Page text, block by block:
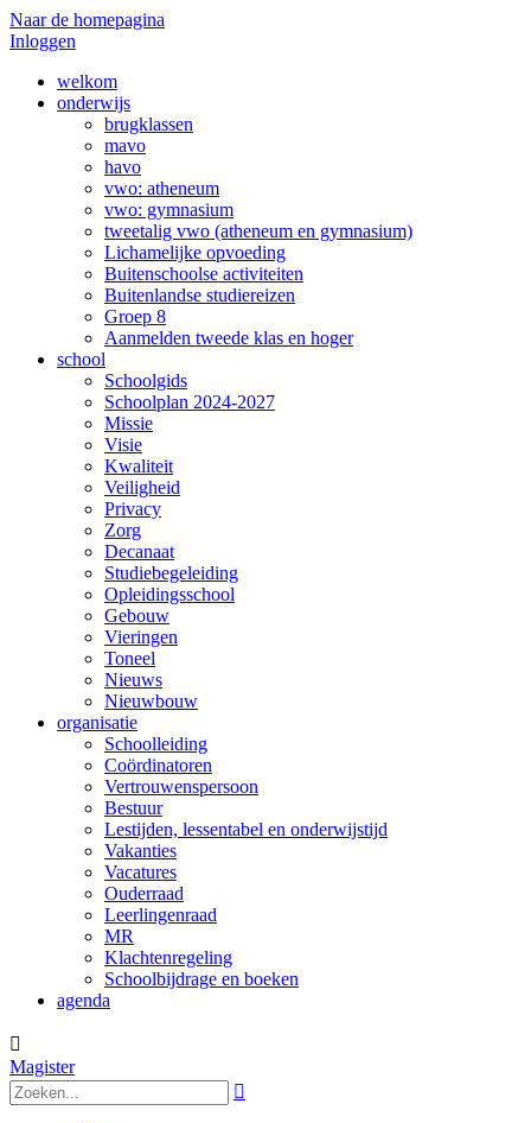
Naar de homepagina
Inloggen
welkom
onderwijs
brugklassen
mavo
havo
vwo: atheneum
vwo: gymnasium
tweetalig vwo (atheneum en gymnasium)
Lichamelijke opvoeding
Buitenschoolse activiteiten
Buitenlandse studiereizen
Groep 8
Aanmelden tweede klas en hoger
school
Schoolgids
Schoolplan 2024-2027
Missie
Visie
Kwaliteit
Veiligheid
Privacy
Zorg
Decanaat
Studiebegeleiding
Opleidingsschool
Gebouw
Vieringen
Toneel
Nieuws
Nieuwbouw
organisatie
Schoolleiding
Coördinatoren
Vertrouwenspersoon
Bestuur
Lestijden, lessentabel en onderwijstijd
Vakanties
Vacatures
Ouderraad
Leerlingenraad
MR
Klachtenregeling
Schoolbijdrage en boeken
agenda

Magister
